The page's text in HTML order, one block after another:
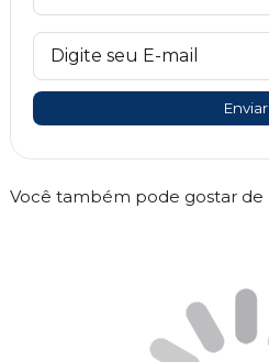
Enviar
Você também pode gostar de